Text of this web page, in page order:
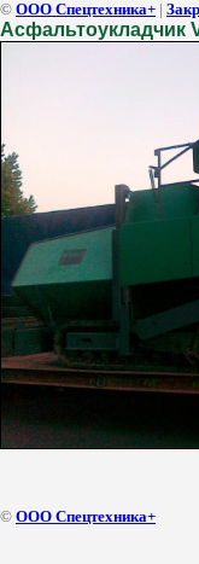
© ООО Спецтехника+ |
Асфальтоукладчик
© ООО Спецтехника+